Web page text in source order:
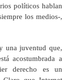
políticos hablan
los medios-,
una juventud que,
acostumbrada a
derecho es un